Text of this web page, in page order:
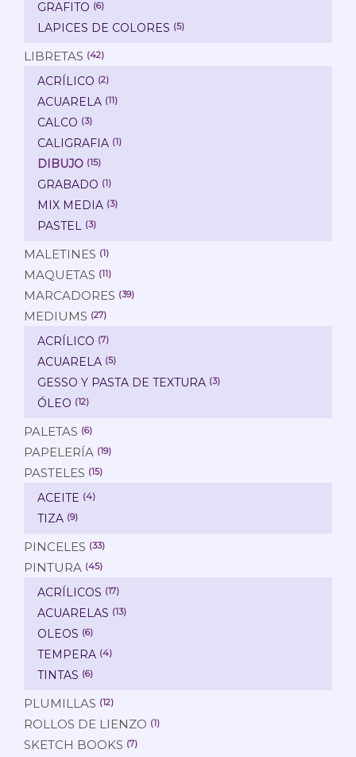
GRAFITO (6)
LAPICES DE COLORES (5)
LIBRETAS (42)
ACRÍLICO (2)
ACUARELA (11)
CALCO (3)
CALIGRAFIA (1)
DIBUJO (15)
GRABADO (1)
MIX MEDIA (3)
PASTEL (3)
MALETINES (1)
MAQUETAS (11)
MARCADORES (39)
MEDIUMS (27)
ACRÍLICO (7)
ACUARELA (5)
GESSO Y PASTA DE TEXTURA (3)
ÓLEO (12)
PALETAS (6)
PAPELERÍA (19)
PASTELES (15)
ACEITE (4)
TIZA (9)
PINCELES (33)
PINTURA (45)
ACRÍLICOS (17)
ACUARELAS (13)
OLEOS (6)
TEMPERA (4)
TINTAS (6)
PLUMILLAS (12)
ROLLOS DE LIENZO (1)
SKETCH BOOKS (7)